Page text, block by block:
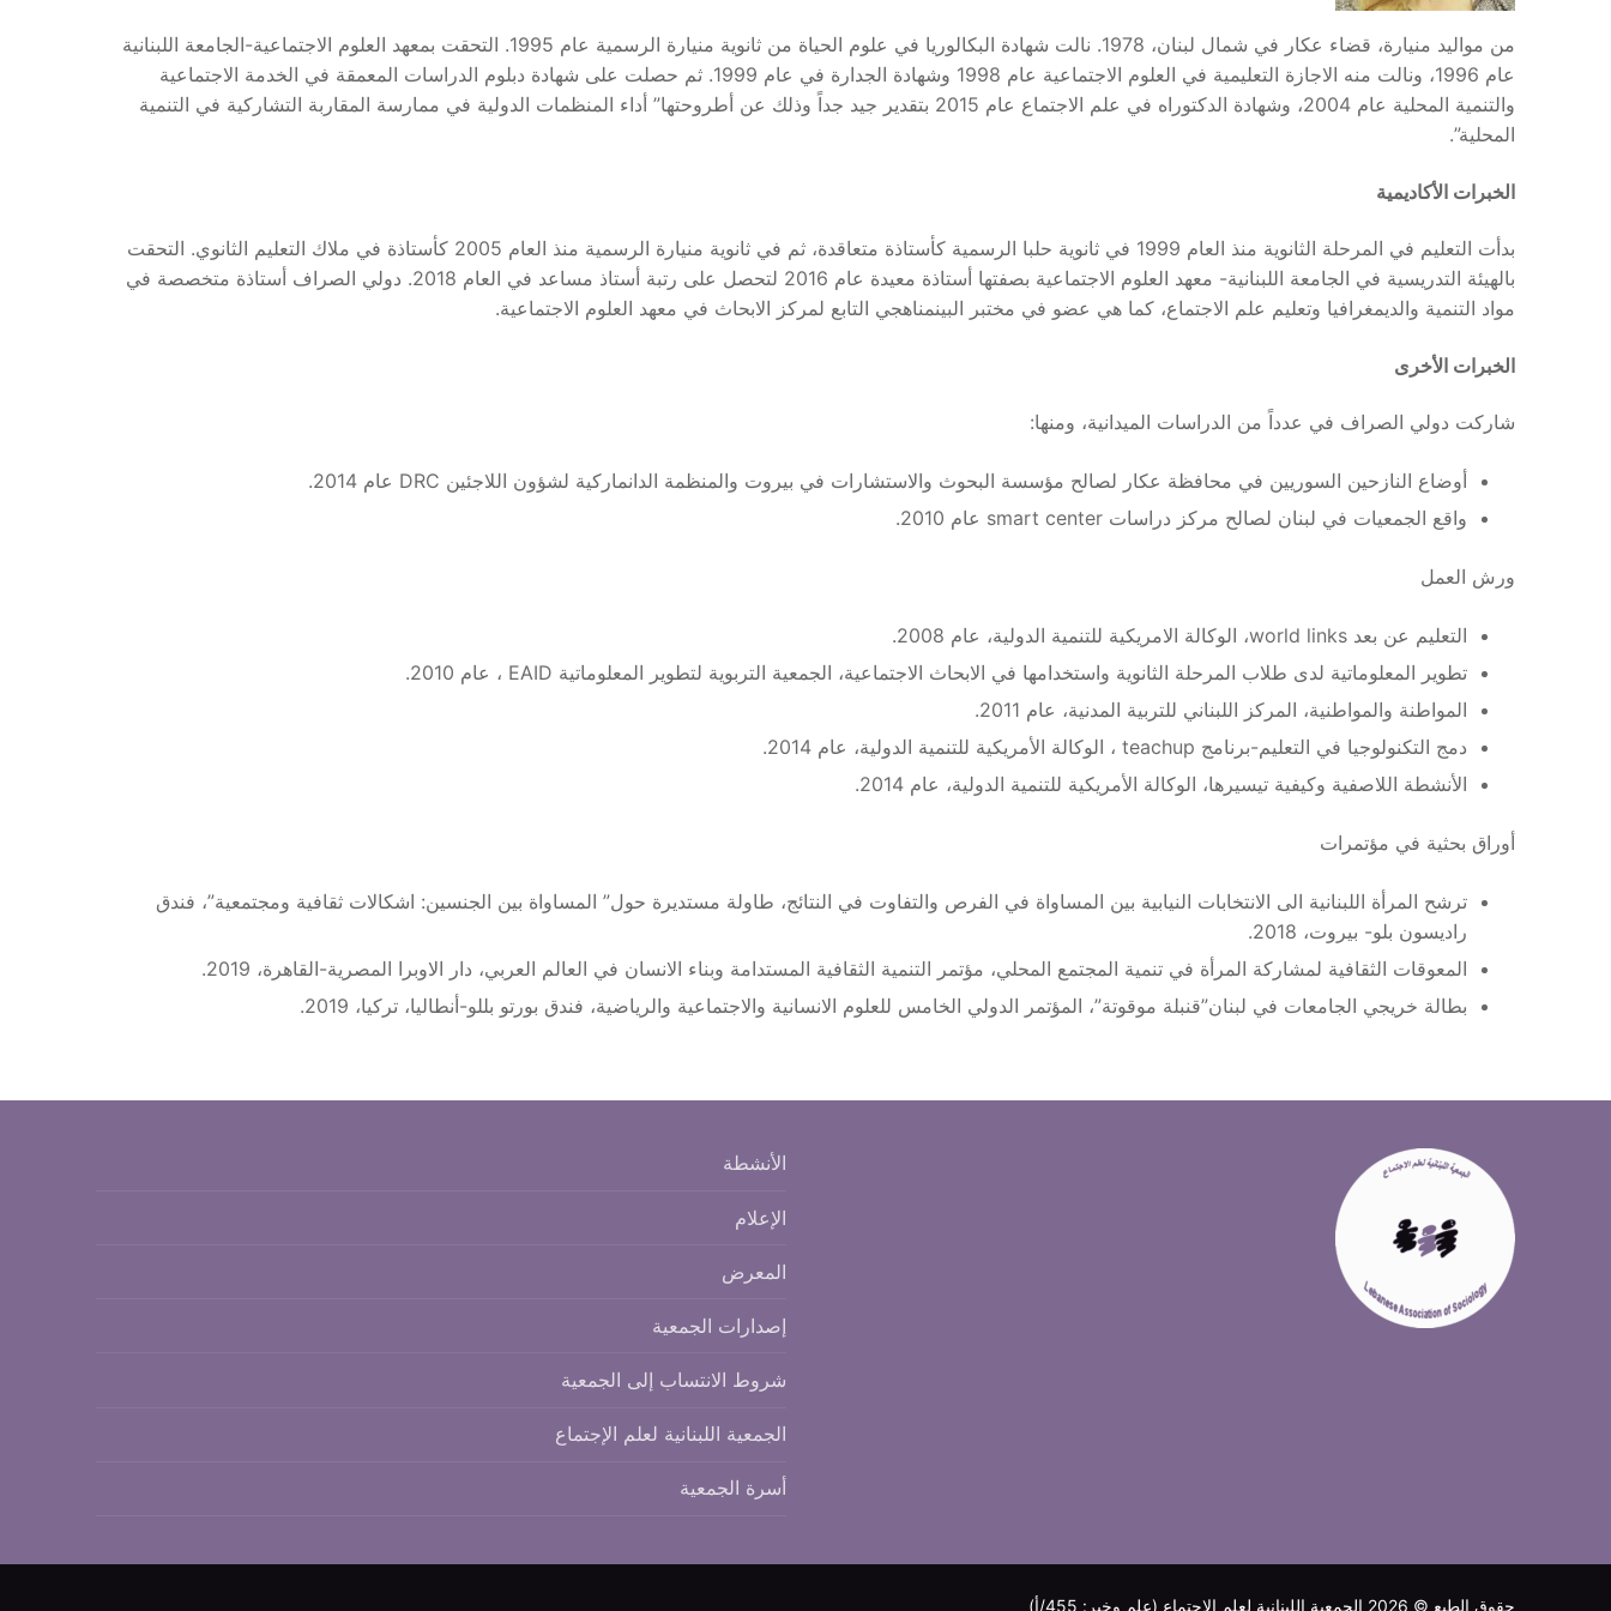
من مواليد منيارة، قضاء عكار في شمال لبنان، 1978. نالت شهادة البكالوريا في علوم الحياة من ثانوية منيارة الرسمية عام 1995. التحقت بمعهد العلوم الاجتماعية-الجامعة اللبنانية
عام 1996، ونالت منه الاجازة التعليمية في العلوم الاجتماعية عام 1998 وشهادة الجدارة في عام 1999. ثم حصلت على شهادة دبلوم الدراسات المعمقة في الخدمة الاجتماعية
والتنمية المحلية عام 2004، وشهادة الدكتوراه في علم الاجتماع عام 2015 بتقدير جيد جداً وذلك عن أطروحتها” أداء المنظمات الدولية في ممارسة المقاربة التشاركية في التنمية
المحلية”.
الخبرات الأكاديمية
بدأت التعليم في المرحلة الثانوية منذ العام 1999 في ثانوية حلبا الرسمية كأستاذة متعاقدة، ثم في ثانوية منيارة الرسمية منذ العام 2005 كأستاذة في ملاك التعليم الثانوي. التحقت
بالهيئة التدريسية في الجامعة اللبنانية- معهد العلوم الاجتماعية بصفتها أستاذة معيدة عام 2016 لتحصل على رتبة أستاذ مساعد في العام 2018. دولي الصراف أستاذة متخصصة في
مواد التنمية والديمغرافيا وتعليم علم الاجتماع، كما هي عضو في مختبر البينمناهجي التابع لمركز الابحاث في معهد العلوم الاجتماعية.
الخبرات الأخرى
شاركت دولي الصراف في عدداً من الدراسات الميدانية، ومنها:
أوضاع النازحين السوريين في محافظة عكار لصالح مؤسسة البحوث والاستشارات في بيروت والمنظمة الدانماركية لشؤون اللاجئين DRC عام 2014.
واقع الجمعيات في لبنان لصالح مركز دراسات smart center عام 2010.
ورش العمل
التعليم عن بعد world links، الوكالة الامريكية للتنمية الدولية، عام 2008.
تطوير المعلوماتية لدى طلاب المرحلة الثانوية واستخدامها في الابحاث الاجتماعية، الجمعية التربوية لتطوير المعلوماتية EAID ، عام 2010.
المواطنة والمواطنية، المركز اللبناني للتربية المدنية، عام 2011.
دمج التكنولوجيا في التعليم-برنامج teachup ، الوكالة الأمريكية للتنمية الدولية، عام 2014.
الأنشطة اللاصفية وكيفية تيسيرها، الوكالة الأمريكية للتنمية الدولية، عام 2014.
أوراق بحثية في مؤتمرات
ترشح المرأة اللبنانية الى الانتخابات النيابية بين المساواة في الفرص والتفاوت في النتائج، طاولة مستديرة حول” المساواة بين الجنسين: اشكالات ثقافية ومجتمعية”، فندق
راديسون بلو- بيروت، 2018.
المعوقات الثقافية لمشاركة المرأة في تنمية المجتمع المحلي، مؤتمر التنمية الثقافية المستدامة وبناء الانسان في العالم العربي، دار الاوبرا المصرية-القاهرة، 2019.
بطالة خريجي الجامعات في لبنان”قنبلة موقوتة”، المؤتمر الدولي الخامس للعلوم الانسانية والاجتماعية والرياضية، فندق بورتو بللو-أنطاليا، تركيا، 2019.
الأنشطة
الإعلام
المعرض
إصدارات الجمعية
شروط الانتساب إلى الجمعية
الجمعية اللبنانية لعلم الإجتماع
أسرة الجمعية
حقوق الطبع © 2026 الجمعية اللبنانية لعلم الإجتماع (علم وخبر: 455/أ)